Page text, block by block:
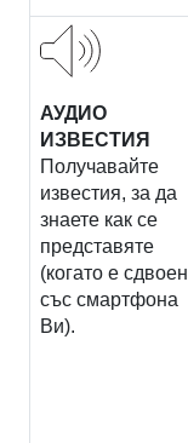
АУДИО
ИЗВЕСТИЯ
Получавайте
известия, за да
знаете как се
представяте
(когато е сдвоен
със смартфона
Ви).